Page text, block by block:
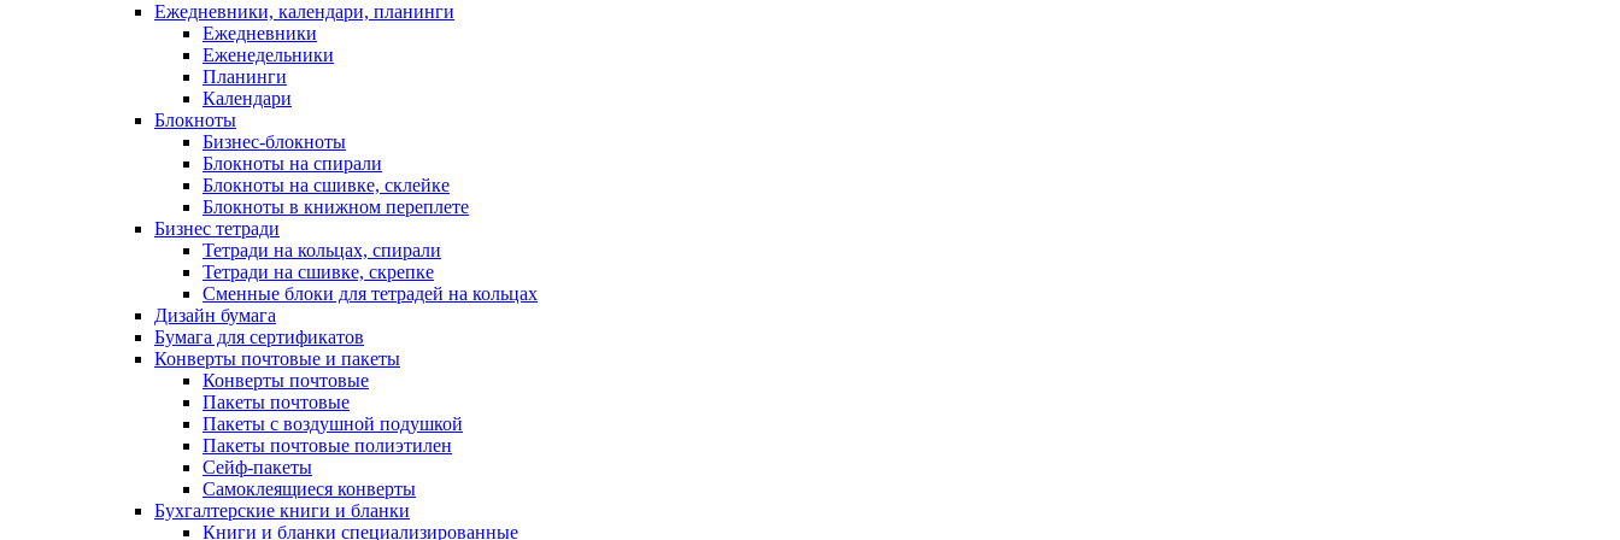
Ежедневники, календари, планинги
Ежедневники
Еженедельники
Планинги
Календари
Блокноты
Бизнес-блокноты
Блокноты на спирали
Блокноты на сшивке, склейке
Блокноты в книжном переплете
Бизнес тетради
Тетради на кольцах, спирали
Тетради на сшивке, скрепке
Сменные блоки для тетрадей на кольцах
Дизайн бумага
Бумага для сертификатов
Конверты почтовые и пакеты
Конверты почтовые
Пакеты почтовые
Пакеты с воздушной подушкой
Пакеты почтовые полиэтилен
Сейф-пакеты
Самоклеящиеся конверты
Бухгалтерские книги и бланки
Книги и бланки специализированные